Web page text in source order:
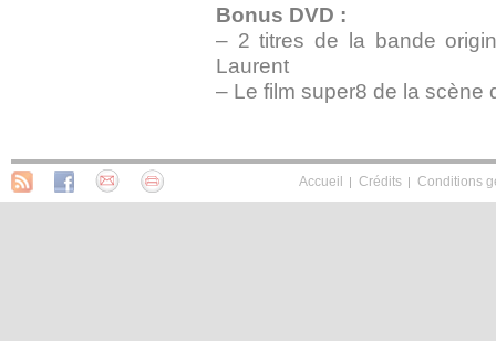
Bonus DVD :
– 2 titres de la bande
Laurent
– Le film super8 de la scène
Accueil Crédits Conditions